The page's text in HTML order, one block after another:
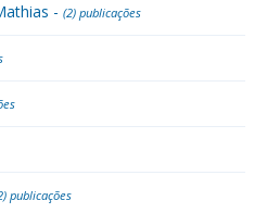
- (2) publicações
publicações